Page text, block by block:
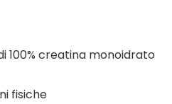
creatina monoidrato
fisiche